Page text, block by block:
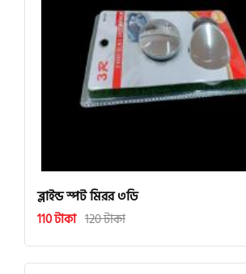
ব্লাইন্ড স্পট মিরর ৩ডি
110 টাকা 120 টাকা